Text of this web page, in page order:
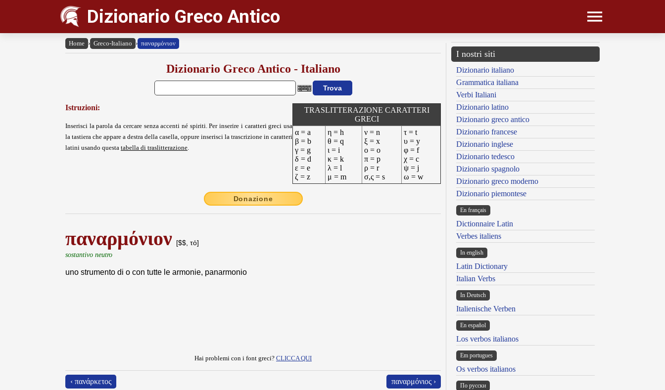
Dizionario Greco Antico
Home › Greco-Italiano › παναρμόνιον
Dizionario Greco Antico - Italiano
Istruzioni:
Inserisci la parola da cercare senza accenti né spiriti. Per inserire i caratteri greci usa
la tastiera che appare a destra della casella, oppure inserisci la trascrizione in caratteri
latini usando questa tabella di traslitterazione.
TRASLITTERAZIONE CARATTERI
GRECI
α = a
β = b
γ = g
δ = d
ε = e
ζ = z
η = h
θ = q
ι = i
κ = k
λ = l
μ = m
ν = n
ξ = x
ο = o
π = p
ρ = r
σ,ς = s
τ = t
υ = y
φ = f
χ = c
ψ = j
ω = w
Donazione
παναρμόνιον [$$, τό]
sostantivo neutro
uno strumento di o con tutte le armonie, panarmonio
Hai problemi con i font greci? CLICCA QUI
‹ πανάρκετος παναρμόνιος ›
I nostri siti
Dizionario italiano
Grammatica italiana
Verbi Italiani
Dizionario latino
Dizionario greco antico
Dizionario francese
Dizionario inglese
Dizionario tedesco
Dizionario spagnolo
Dizionario greco moderno
Dizionario piemontese
En français
Dictionnaire Latin
Verbes italiens
In english
Latin Dictionary
Italian Verbs
In Deutsch
Italienische Verben
En español
Los verbos italianos
Em portugues
Os verbos italianos
По русски